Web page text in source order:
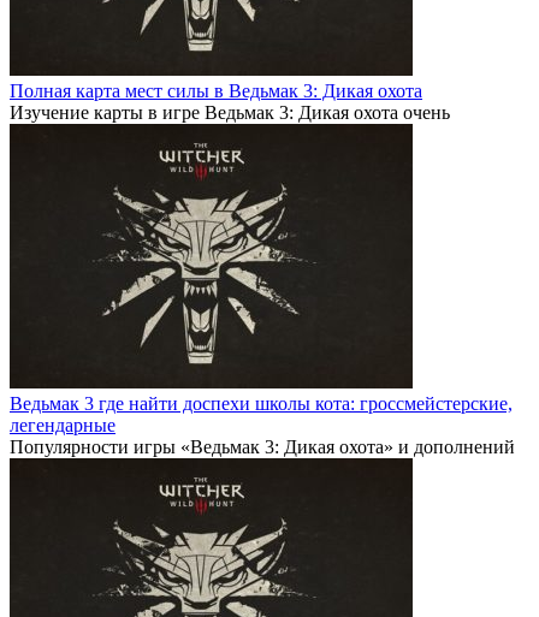
Полная карта мест силы в Ведьмак 3: Дикая охота
Изучение карты в игре Ведьмак 3: Дикая охота очень
Ведьмак 3 где найти доспехи школы кота: гроссмейстерские,
легендарные
Популярности игры «Ведьмак 3: Дикая охота» и дополнений